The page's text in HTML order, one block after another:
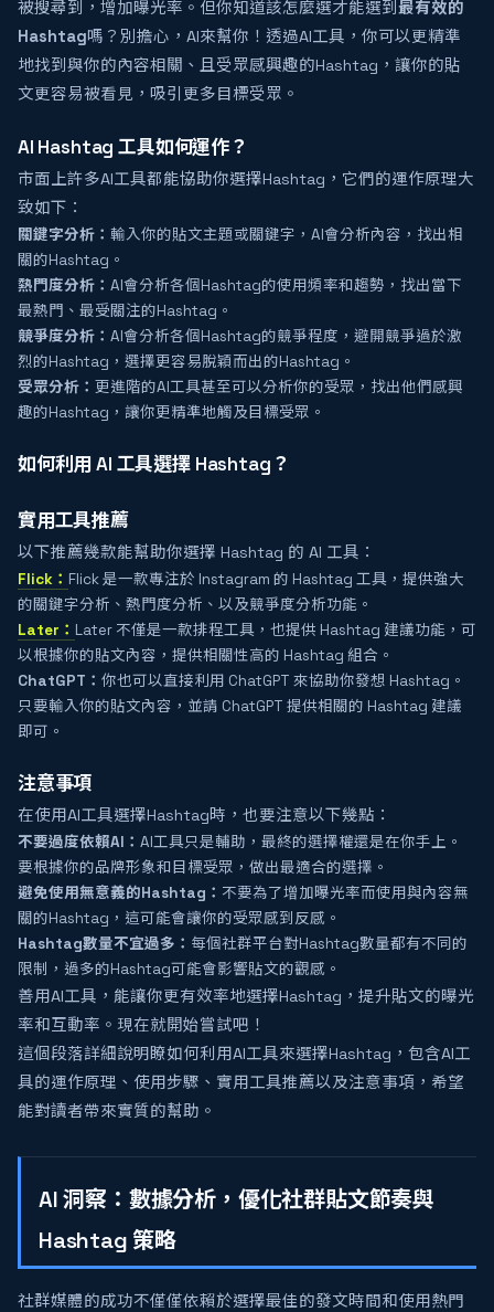
被搜尋到，增加曝光率。但你知道該怎麼選才能選到 最有效的
Hashtag嗎？別擔心，AI來幫你！透過AI工具，你可以更精準
地找到與你的內容相關、且受眾感興趣的Hashtag，讓你的貼
文更容易被看見，吸引更多目標受眾。
AI Hashtag 工具如何運作？
市面上許多AI工具都能協助你選擇Hashtag，它們的運作原理大
致如下：
關鍵字分析： 輸入你的貼文主題或關鍵字，AI會分析內容，找出相
關的Hashtag。
熱門度分析： AI會分析各個Hashtag的使用頻率和趨勢，找出當下
最熱門、最受關注的Hashtag。
競爭度分析： AI會分析各個Hashtag的競爭程度，避開競爭過於激
烈的Hashtag，選擇更容易脫穎而出的Hashtag。
受眾分析： 更進階的AI工具甚至可以分析你的受眾，找出他們感興
趣的Hashtag，讓你更精準地觸及目標受眾。
如何利用 AI 工具選擇 Hashtag？
實用工具推薦
以下推薦幾款能幫助你選擇 Hashtag 的 AI 工具：
Flick： Flick 是一款專注於 Instagram 的 Hashtag 工具，提供強大
的關鍵字分析、熱門度分析、以及競爭度分析功能。
Later： Later 不僅是一款排程工具，也提供 Hashtag 建議功能，可
以根據你的貼文內容，提供相關性高的 Hashtag 組合。
ChatGPT： 你也可以直接利用 ChatGPT 來協助你發想 Hashtag。
只要輸入你的貼文內容，並請 ChatGPT 提供相關的 Hashtag 建議
即可。
注意事項
在使用AI工具選擇Hashtag時，也要注意以下幾點：
不要過度依賴AI： AI工具只是輔助，最終的選擇權還是在你手上。
要根據你的品牌形象和目標受眾，做出最適合的選擇。
避免使用無意義的Hashtag： 不要為了增加曝光率而使用與內容無
關的Hashtag，這可能會讓你的受眾感到反感。
Hashtag數量不宜過多： 每個社群平台對Hashtag數量都有不同的
限制，過多的Hashtag可能會影響貼文的觀感。
善用AI工具，能讓你更有效率地選擇Hashtag，提升貼文的曝光
率和互動率。現在就開始嘗試吧！
這個段落詳細說明瞭如何利用AI工具來選擇Hashtag，包含AI工
具的運作原理、使用步驟、實用工具推薦以及注意事項，希望
能對讀者帶來實質的幫助。
AI 洞察：數據分析，優化社群貼文節奏與
Hashtag 策略
社群媒體的成功不僅僅依賴於選擇最佳的發文時間和使用熱門